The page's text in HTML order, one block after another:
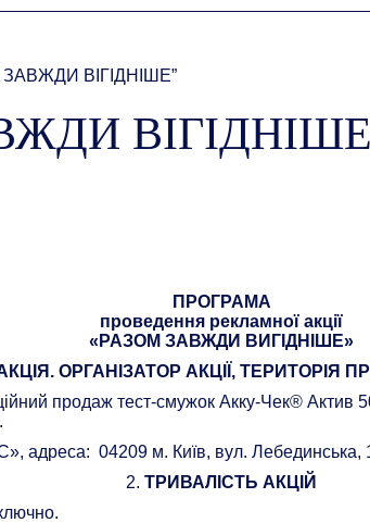
ВІГІДНІШЕ”
ПРОГРАМА
проведення рекламної акції
«РАЗОМ ЗАВЖДИ ВИГІДНІШЕ»
ОРГАНІЗАТОР АКЦІЇ, ТЕРИТОРІЯ
продаж тест-смужок Акку-Чек®
адреса: 04209 м. Київ, вул.
2. ТРИВАЛІСТЬ АКЦІЙ